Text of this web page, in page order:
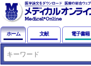
ホーム 文献 電子書籍